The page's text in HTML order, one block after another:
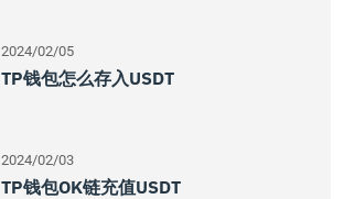
2024/02/05
TP钱包怎么存入USDT
2024/02/03
TP钱包OK链充值USDT